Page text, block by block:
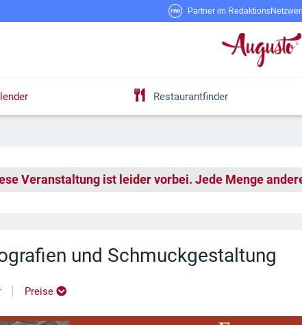
Partner im
Restaurantfinder
Veranstaltung ist leider vorbei. Jede Menge
und Schmuckgestaltung
| Preise